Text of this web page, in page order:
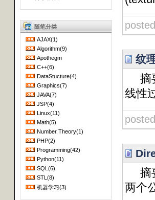
随笔分类
AJAX(1)
Algorithm(9)
Apothegm
C++(6)
DataStucture(4)
Graphics(7)
JAVA(7)
JSP(4)
Linux(11)
Math(5)
Number Theory(1)
PHP(2)
Programming(42)
Python(11)
SQL(6)
STL(8)
机器学习(3)
纹
摘
线性
摘
两个